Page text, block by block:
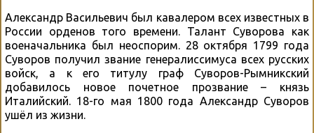
Александр Васильевич был кавалером всех известных в
России орденов того времени. Талант Суворова как
военачальника был неоспорим. 28 октября 1799 года
Суворов получил звание генералиссимуса всех русских
войск, а к его титулу граф Суворов-Рымникский
добавилось новое почетное прозвание – князь
Италийский. 18-го мая 1800 года Александр Суворов
ушёл из жизни.